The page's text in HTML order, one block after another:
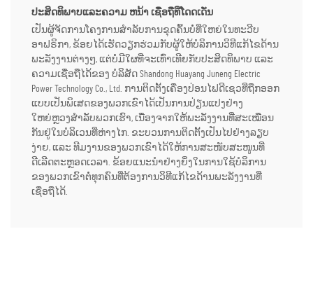
ປະສິດທິພາບແລະຄວາມ ຫນ້າ ເຊື່ອຖືທີ່ໂດດເດັ່ນ
ເປັນຜູ້ຈັດການໂຄງການສຳລັບການຂຸດຄົ້ນບໍ່ທີ່ໃຫຍ່ໃນທະວີບ
ອາຟຣິກາ, ຂ້ອຍໄດ້ເຮັດວຽກຮ່ວມກັບຜູ້ໃຫ້ບໍລິການວິທີແກ້ໄຂດ້ານ
ພະລັງງານຕ່າງໆ, ແຕ່ບໍ່ມີໃຜທີ່ຈະເທົ່າເທີຍກັບປະສິດທິພາບ ແລະ
ຄວາມເຊື່ອຖືໄດ້ຂອງ ບໍລິສັດ Shandong Huayang Juneng Electric
Power Technology Co., Ltd. ການຕິດຕັ້ງເຄື່ອງປ່ອນໄຟດີເຊວທີ່ຖືກອອກ
ແບບເປັນພິເສດຂອງພວກເຂົາໄດ້ເປັນການປ່ຽນແປງຢ່າງ
ໃຫຍ່ຫຼວງສຳລັບພວກເຮົາ, ເນື່ອງຈາກໃຫ້ພະລັງງານທີ່ສະເໝືອນ
ກັນຢູ່ໃນບໍລິເວນທີ່ຫ່າງໄກ. ຂະບວນການຕິດຕັ້ງເປັນໄປຢ່າງລຽບ
ງ່າຍ, ແລະ ທີມງານຂອງພວກເຂົາໄດ້ໃຫ້ການສະໜັບສະໜູນທີ່
ດີເລີດຕະຫຼອດເວລາ. ຂ້ອຍແນະນຳຢ່າງຍິ່ງໃນການໃຊ້ບໍລິການ
ຂອງພວກເຂົາຕໍ່ທຸກຄົນທີ່ຕ້ອງການວິທີແກ້ໄຂດ້ານພະລັງງານທີ່
ເຊື່ອຖືໄດ້.